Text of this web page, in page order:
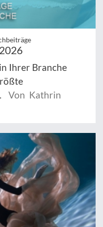
Ihrer Branche
Von Kathrin